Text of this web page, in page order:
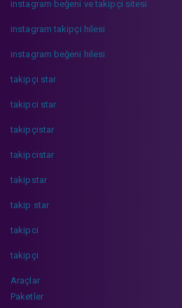
instagram beğeni ve takipçi sitesi
instagram takipçi hilesi
instagram beğeni hilesi
takipçi star
takipci star
takipçistar
takipcistar
takipstar
takip star
takipci
takipçi
Araçlar
Paketler